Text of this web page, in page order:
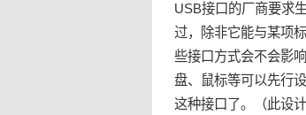
USB接口的厂商要求
过，除非它能与某项
些接口方式会不会影
盘、鼠标等可以先行
这种接口了。（此设